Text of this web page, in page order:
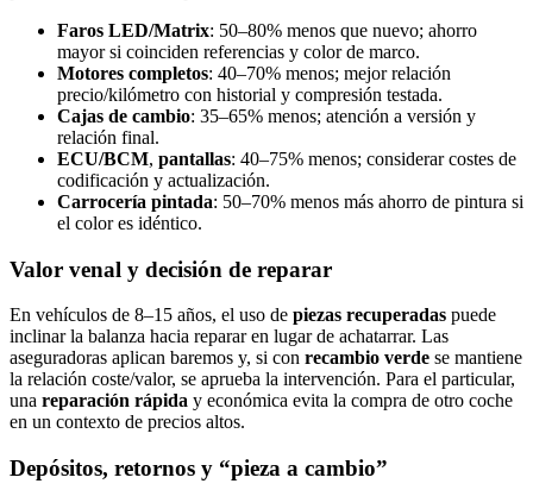
Faros LED/Matrix: 50–80% menos que nuevo; ahorro
mayor si coinciden referencias y color de marco.
Motores completos: 40–70% menos; mejor relación
precio/kilómetro con historial y compresión testada.
Cajas de cambio: 35–65% menos; atención a versión y
relación final.
ECU/BCM, pantallas: 40–75% menos; considerar costes de
codificación y actualización.
Carrocería pintada: 50–70% menos más ahorro de pintura si
el color es idéntico.
Valor venal y decisión de reparar
En vehículos de 8–15 años, el uso de piezas recuperadas puede
inclinar la balanza hacia reparar en lugar de achatarrar. Las
aseguradoras aplican baremos y, si con recambio verde se mantiene
la relación coste/valor, se aprueba la intervención. Para el particular,
una reparación rápida y económica evita la compra de otro coche
en un contexto de precios altos.
Depósitos, retornos y “pieza a cambio”